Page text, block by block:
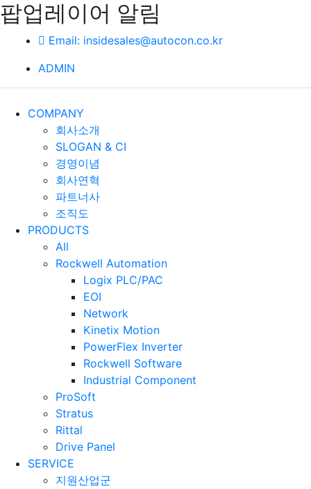
팝업레이어 알림
Email: insidesales@autocon.co.kr
ADMIN
COMPANY
회사소개
SLOGAN & CI
경영이념
회사연혁
파트너사
조직도
PRODUCTS
All
Rockwell Automation
Logix PLC/PAC
EOI
Network
Kinetix Motion
PowerFlex Inverter
Rockwell Software
Industrial Component
ProSoft
Stratus
Rittal
Drive Panel
SERVICE
지원산업군